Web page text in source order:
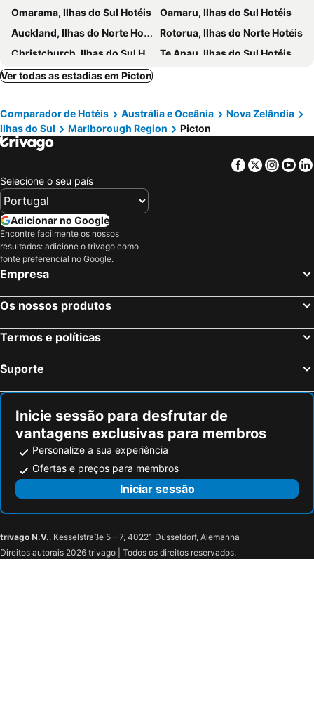
Omarama, Ilhas do Sul Hotéis
Oamaru, Ilhas do Sul Hotéis
Auckland, Ilhas do Norte Hotéis
Rotorua, Ilhas do Norte Hotéis
Christchurch, Ilhas do Sul Hotéis
Te Anau, Ilhas do Sul Hotéis
Taupo, Ilhas do Norte Hotéis
Ver todas as estadias em Picton
Comparador de Hotéis Austrália e Oceânia
Nova Zelândia
Ilhas do Sul
Marlborough Region Picton
Facebook
Twitter
Selecione o seu país
Adicionar no Google
Encontre facilmente os nossos
resultados: adicione o trivago como
fonte preferencial no Google.
Empresa
Os nossos produtos
Termos e políticas
Suporte
Inicie sessão para desfrutar de
vantagens exclusivas para membros
Personalize a sua experiência
Ofertas e preços para membros
Iniciar sessão
trivago N.V., Kesselstraße 5 – 7, 40221 Düsseldorf, Alemanha
Direitos autorais 2026 trivago | Todos os direitos reservados.